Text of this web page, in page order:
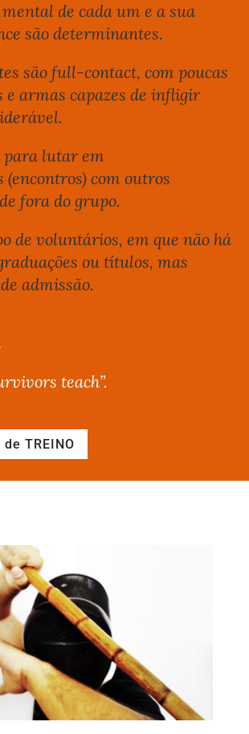
de cada um e a sua
são determinantes.
são full-contact, com poucas
e armas capazes de infligir
lutar em
(encontros) com outros
fora do grupo.
de voluntários, em que não há
ou títulos, mas
admissão.
teach”.
TREINO